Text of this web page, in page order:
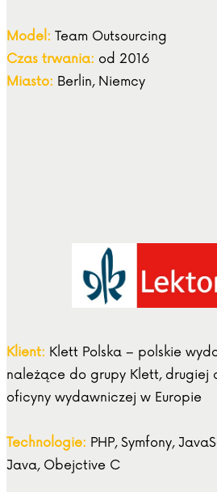
Model: Team Outsourcing
Czas trwania: od 2016
Miasto: Berlin, Niemcy
Klient: Klett Polska – polskie
należące do grupy Klett, drugiej
oficyny wydawniczej w Europie
Technologie: PHP, Symfony,
Java, Obejctive C